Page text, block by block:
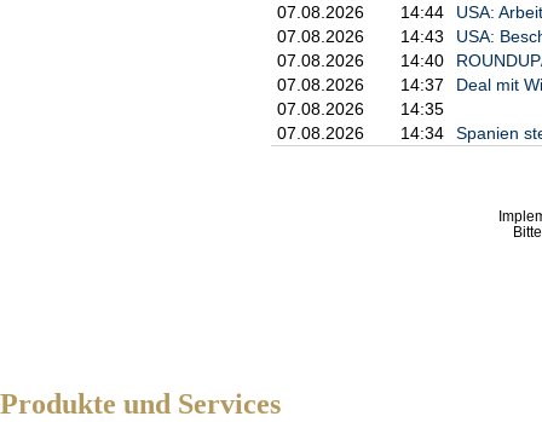
07.08.2026
14:44
USA:
07.08.2026
14:43
USA:
07.08.2026
14:40
07.08.2026
14:37
Deal mit
07.08.2026
14:35
07.08.2026
14:34 Spanien
Produkte und Services